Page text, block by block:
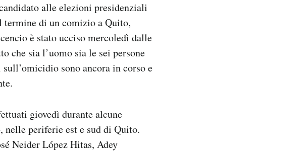
alle elezioni presidenziali
termine di un comizio a Quito,
è stato ucciso mercoledì dalle
che sia l’uomo sia le sei persone
sono ancora in corso e
giovedì durante alcune
periferie est e sud di Quito.
Neider López Hitas, Adey